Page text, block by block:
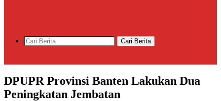
Cari Berita
DPUPR Provinsi Banten Lakukan Dua
Peningkatan Jembatan